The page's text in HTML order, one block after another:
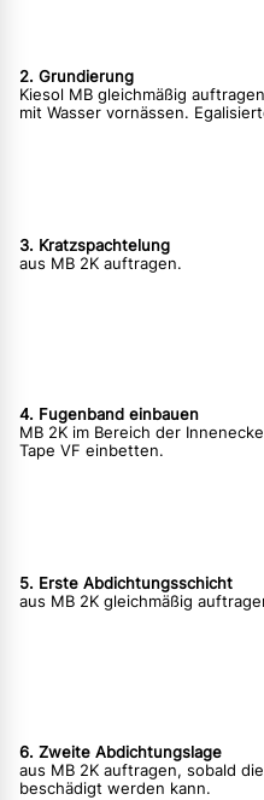
2. Grundierung
Kiesol MB gleichmäßig
mit Wasser vornässen.
3. Kratzspachtelung
aus MB 2K auftragen.
4. Fugenband einbauen
MB 2K im Bereich der
Tape VF einbetten.
5. Erste Abdichtungsschicht
aus MB 2K gleichmäßig
6. Zweite Abdichtungslage
aus MB 2K auftragen, sobald
beschädigt werden kann.